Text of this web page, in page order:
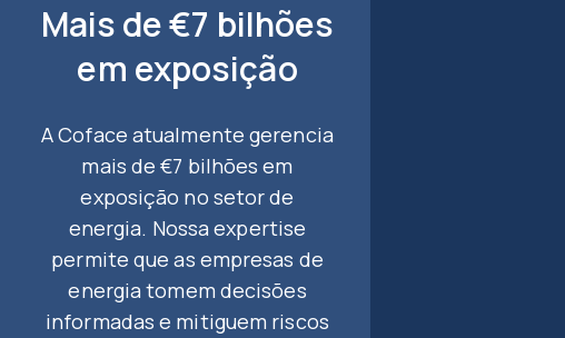
Mais de €7 bilhões
em exposição
A Coface atualmente gerencia
mais de €7 bilhões em
exposição no setor de
energia. Nossa expertise
permite que as empresas de
energia tomem decisões
informadas e mitiguem riscos